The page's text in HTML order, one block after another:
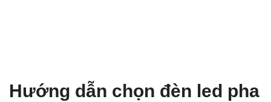
Hướng dẫn chọn đèn led pha